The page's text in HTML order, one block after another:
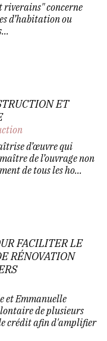
riverains" concerne
d’habitation ou
ET
d’œuvre qui
de l’ouvrage non
de tous les ho...
FACILITER LE
RÉNOVATION
et Emmanuelle
de plusieurs
crédit afin d'amplifier